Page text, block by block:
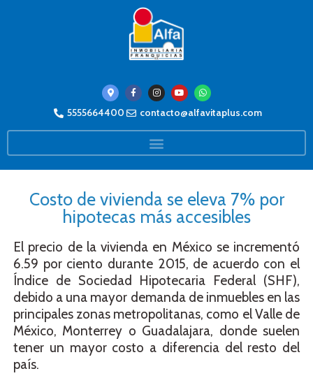
5555664400 contacto@alfavitaplus.com
Costo de vivienda se eleva 7% por
hipotecas más accesibles
El precio de la vivienda en México se incrementó
6.59 por ciento durante 2015, de acuerdo con el
Índice de Sociedad Hipotecaria Federal (SHF),
debido a una mayor demanda de inmuebles en las
principales zonas metropolitanas, como el Valle de
México, Monterrey o Guadalajara, donde suelen
tener un mayor costo a diferencia del resto del
país.